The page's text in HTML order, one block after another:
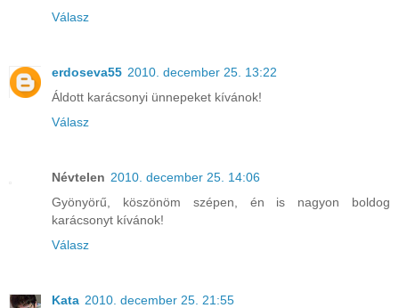
Válasz
erdoseva55 2010. december 25. 13:22
Áldott karácsonyi ünnepeket kívánok!
Válasz
Névtelen 2010. december 25. 14:06
Gyönyörű, köszönöm szépen, én is nagyon boldog
karácsonyt kívánok!
Válasz
Kata 2010. december 25. 21:55